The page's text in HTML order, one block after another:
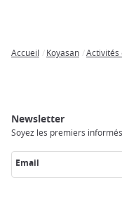
Accueil Koyasan Activités
Newsletter
Soyez les premiers
Email